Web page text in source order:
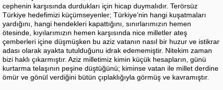
cephenin karşısında durdukları için hicap duymalıdır. Terörsüz
Türkiye hedefimizi küçümseyenler; Türkiye’nin hangi kuşatmaları
yardığını, hangi hendekleri kapattığını, sınırlarımızın hemen
ötesinde, kıyılarımızın hemen karşısında nice milletler ateş
çemberleri içine düşmüşken bu aziz vatanın nasıl bir huzur ve istikrar
adası olarak ayakta tutulduğunu idrak edememiştir. Nitekim zaman
bizi haklı çıkarmıştır. Aziz milletimiz kimin küçük hesapların, günü
kurtarma telaşının peşine düştüğünü; kiminse vatan ile millet derdine
ömür ve gönül verdiğini bütün çıplaklığıyla görmüş ve kavramıştır.